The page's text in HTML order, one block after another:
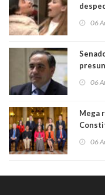
06
06
Mega
06